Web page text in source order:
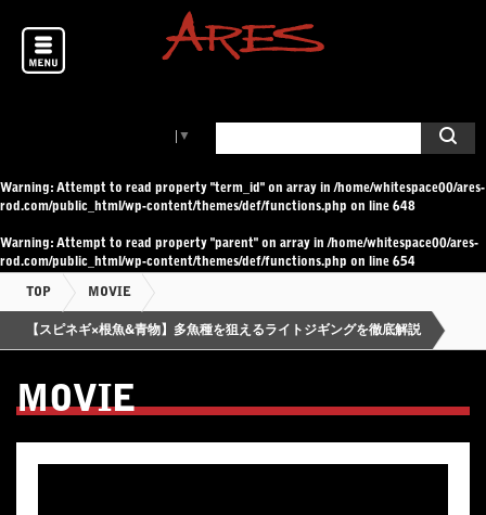
▼
Warning : Attempt to read property "term_id" on array in/home/whitespace00/ares-
rod.com/public_html/wp-content/themes/def/functions.php on line 648
Warning : Attempt to read property "parent" on array in/home/whitespace00/ares-
rod.com/public_html/wp-content/themes/def/functions.php on line 654
TOP MOVIE
【スピネギ×根魚&青物】多魚種を狙えるライトジギングを徹底解説
MOVIE